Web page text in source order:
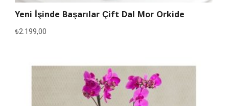
Yeni İşinde Başarılar Çift Dal Mor Orkide
₺2.199,00